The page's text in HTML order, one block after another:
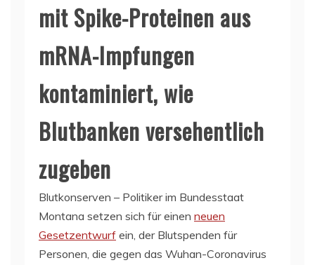
mit Spike-Proteinen aus
mRNA-Impfungen
kontaminiert, wie
Blutbanken versehentlich
zugeben
Blutkonserven – Politiker im Bundesstaat
Montana setzen sich für einen neuen
Gesetzentwurf ein, der Blutspenden für
Personen, die gegen das Wuhan-Coronavirus